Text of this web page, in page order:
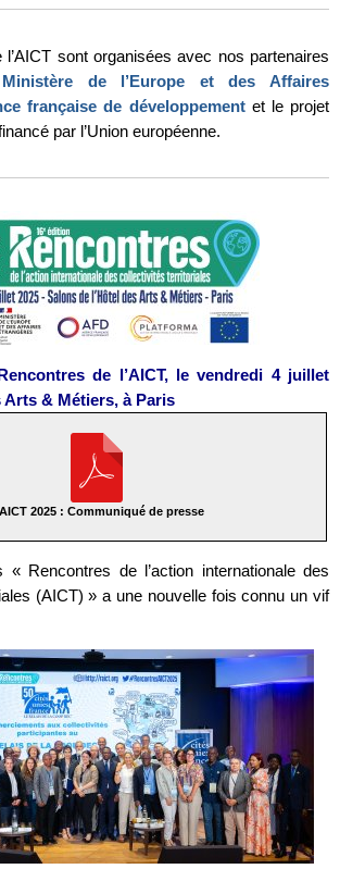
sont organisées avec nos partenaires
Ministère de l’Europe et des Affaires
française de développementet le projet
par l’Union européenne.
de l’AICT, le vendredi 4 juillet
Arts & Métiers, à Paris
2025 : Communiqué de presse
« Rencontres de l’action internationale des
(AICT) » a une nouvelle fois connu un vif